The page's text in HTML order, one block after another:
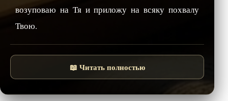
возуповаю на Тя и приложу на всяку похвалу
Твою.
📖 Читать полностью